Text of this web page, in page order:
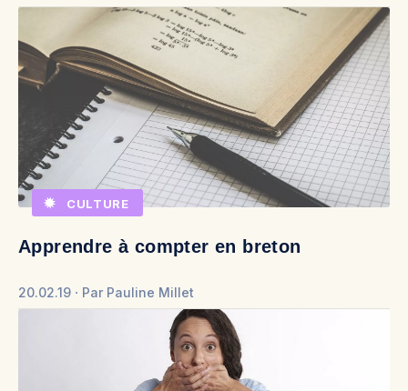
CULTURE
Apprendre à compter en breton
20.02.19 Par Pauline Millet